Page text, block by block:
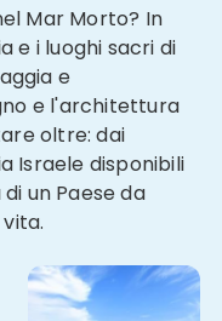
Mar Morto? In
e i luoghi sacri di
e
e l'architettura
oltre: dai
Israele disponibili
un Paese da